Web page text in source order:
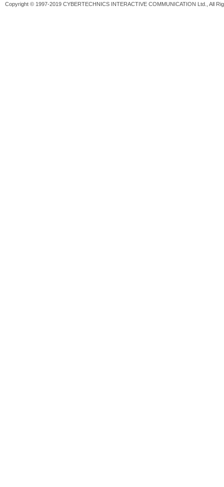
Copyright © 1997-2019 CYBERTECHNICS INTERACTIVE COMMUNICATION Ltd., All